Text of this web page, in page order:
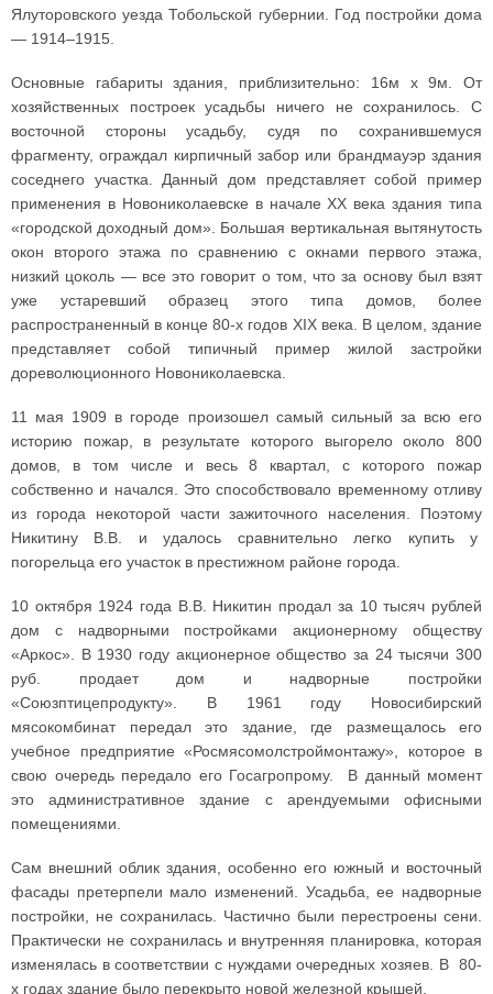
Ялуторовского уезда Тобольской губернии. Год постройки дома
— 1914–1915.
Основные габариты здания, приблизительно: 16м х 9м. От
хозяйственных построек усадьбы ничего не сохранилось. С
восточной стороны усадьбу, судя по сохранившемуся
фрагменту, ограждал кирпичный забор или брандмауэр здания
соседнего участка. Данный дом представляет собой пример
применения в Новониколаевске в начале XX века здания типа
«городской доходный дом». Большая вертикальная вытянутость
окон второго этажа по сравнению с окнами первого этажа,
низкий цоколь — все это говорит о том, что за основу был взят
уже устаревший образец этого типа домов, более
распространенный в конце 80-х годов XIX века. В целом, здание
представляет собой типичный пример жилой застройки
дореволюционного Новониколаевска.
11 мая 1909 в городе произошел самый сильный за всю его
историю пожар, в результате которого выгорело около 800
домов, в том числе и весь 8 квартал, с которого пожар
собственно и начался. Это способствовало временному отливу
из города некоторой части зажиточного населения. Поэтому
Никитину В.В. и удалось сравнительно легко купить у
погорельца его участок в престижном районе города.
10 октября 1924 года В.В. Никитин продал за 10 тысяч рублей
дом с надворными постройками акционерному обществу
«Аркос». В 1930 году акционерное общество за 24 тысячи 300
руб. продает дом и надворные постройки
«Союзптицепродукту». В 1961 году Новосибирский
мясокомбинат передал это здание, где размещалось его
учебное предприятие «Росмясомолстроймонтажу», которое в
свою очередь передало его Госагропрому. В данный момент
это административное здание с арендуемыми офисными
помещениями.
Сам внешний облик здания, особенно его южный и восточный
фасады претерпели мало изменений. Усадьба, ее надворные
постройки, не сохранилась. Частично были перестроены сени.
Практически не сохранилась и внутренняя планировка, которая
изменялась в соответствии с нуждами очередных хозяев. В 80-
х годах здание было перекрыто новой железной крышей.